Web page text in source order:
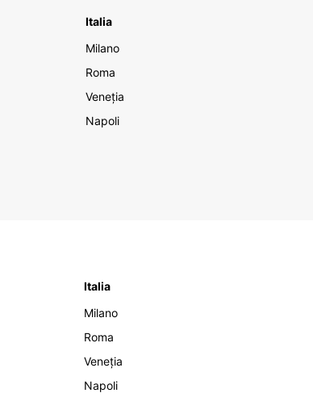
Italia
Milano
Roma
Veneția
Napoli
Italia
Milano
Roma
Veneția
Napoli